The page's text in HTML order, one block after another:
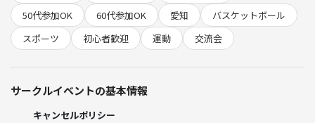
50代参加OK
60代参加OK 愛知
バスケットボール
スポーツ
初心者歓迎 運動 交流会
サークルイベントの基本情報
キャンセルポリシー